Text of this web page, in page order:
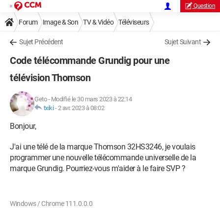
Question
Forum Image & Son TV & Vidéo Téléviseurs
Sujet Précédent Sujet Suivant
Code télécommande Grundig pour une
télévision Thomson
Geto- Modifié le 30 mars 2023 à 22:14
txiki-2 avr. 2023 à 08:02
Bonjour,
J'ai une télé de la marque Thomson 32HS3246, je voulais
programmer une nouvelle télécommande universelle de la
marque Grundig. Pourriez-vous m'aider à le faire SVP ?
Windows / Chrome 111.0.0.0